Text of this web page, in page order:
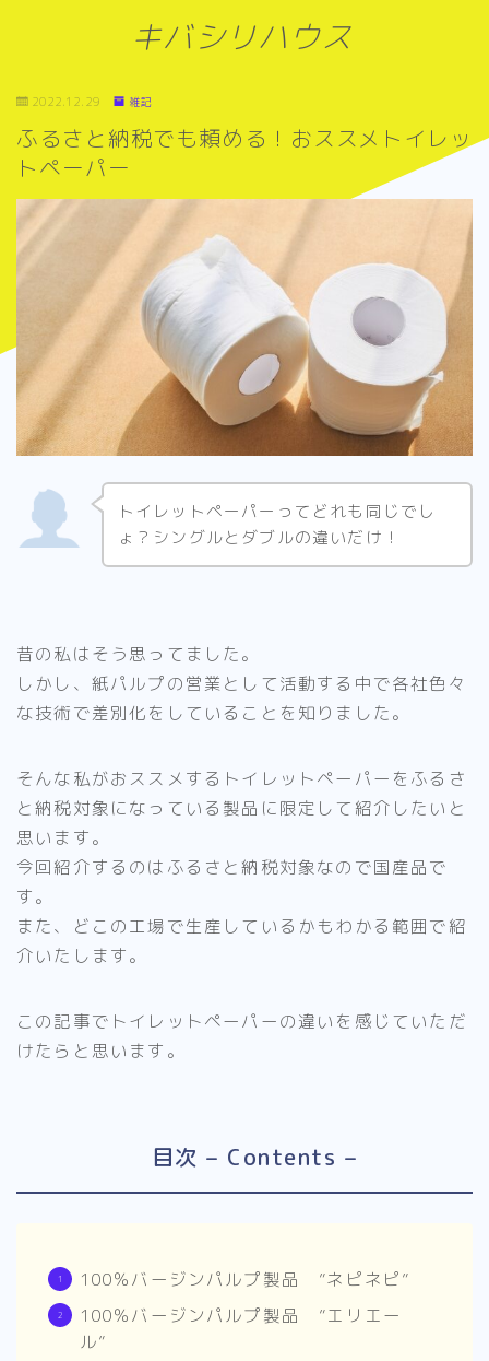
キバシリハウス
2022.12.29 雑記
ふるさと納税でも頼める！おススメトイレッ
トペーパー
トイレットペーパーってどれも同じでし
ょ？シングルとダブルの違いだけ！
昔の私はそう思ってました。
しかし、紙パルプの営業として活動する中で各社色々
な技術で差別化をしていることを知りました。
そんな私がおススメするトイレットペーパーをふるさ
と納税対象になっている製品に限定して紹介したいと
思います。
今回紹介するのはふるさと納税対象なので国産品で
す。
また、どこの工場で生産しているかもわかる範囲で紹
介いたします。
この記事でトイレットペーパーの違いを感じていただ
けたらと思います。
目次 – Contents –
100％バージンパルプ製品 ”ネピネピ”
100％バージンパルプ製品 ”エリエー
ル”